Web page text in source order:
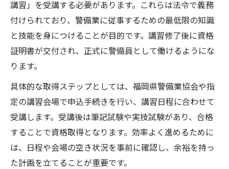
講習」を受講する必要があります。これらは法令で義務
付けられており、警備業に従事するための最低限の知識
と技能を身につけることが目的です。講習修了後に資格
証明書が交付され、正式に警備員として働けるようにな
ります。
具体的な取得ステップとしては、福岡県警備業協会や指
定の講習会場で申込手続きを行い、講習日程に合わせて
受講します。受講後は筆記試験や実技試験があり、合格
することで資格取得となります。効率よく進めるために
は、日程や会場の空き状況を事前に確認し、余裕を持っ
た計画を立てることが重要です。